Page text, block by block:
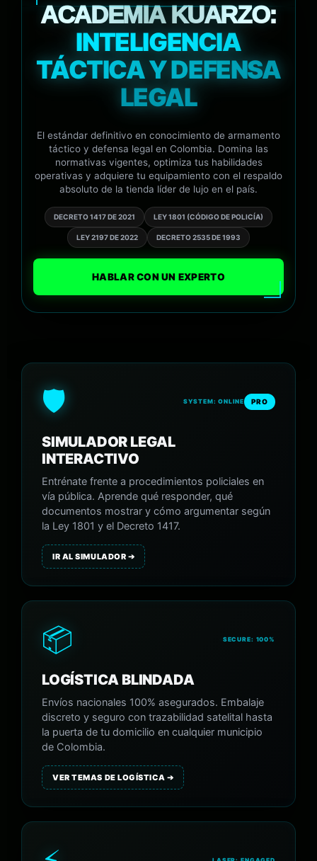
ACADEMIA KUARZO:
INTELIGENCIA
TÁCTICA Y DEFENSA
LEGAL
El estándar definitivo en conocimiento de armamento
táctico y defensa legal en Colombia. Domina las
normativas vigentes, optimiza tus habilidades
operativas y adquiere tu equipamiento con el respaldo
absoluto de la tienda líder de lujo en el país.
DECRETO 1417 DE 2021 LEY 1801 (CÓDIGO DE POLICÍA)
LEY 2197 DE 2022 DECRETO 2535 DE 1993
HABLAR CON UN EXPERTO
🛡️ SYSTEM: ONLINE PRO
SIMULADOR LEGAL
INTERACTIVO
Entrénate frente a procedimientos policiales en
vía pública. Aprende qué responder, qué
documentos mostrar y cómo argumentar según
la Ley 1801 y el Decreto 1417.
IR AL SIMULADOR ➔
📦 SECURE: 100%
LOGÍSTICA BLINDADA
Envíos nacionales 100% asegurados. Embalaje
discreto y seguro con trazabilidad satelital hasta
la puerta de tu domicilio en cualquier municipio
de Colombia.
VER TEMAS DE LOGÍSTICA ➔